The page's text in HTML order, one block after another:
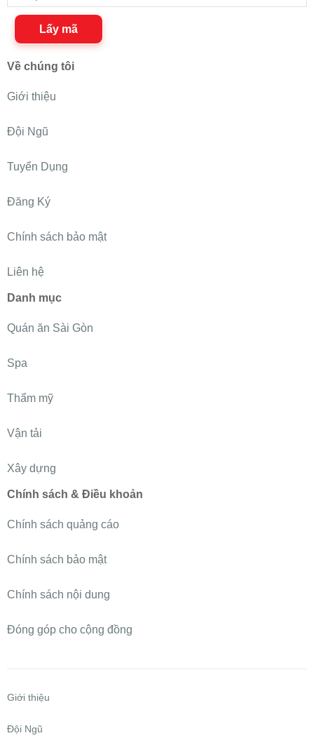
Lấy mã
Về chúng tôi
Giới thiệu
Đội Ngũ
Tuyển Dụng
Đăng Ký
Chính sách bảo mật
Liên hệ
Danh mục
Quán ăn Sài Gòn
Spa
Thẩm mỹ
Vận tải
Xây dựng
Chính sách & Điều khoản
Chính sách quảng cáo
Chính sách bảo mật
Chính sách nội dung
Đóng góp cho cộng đồng
Giới thiệu
Đội Ngũ